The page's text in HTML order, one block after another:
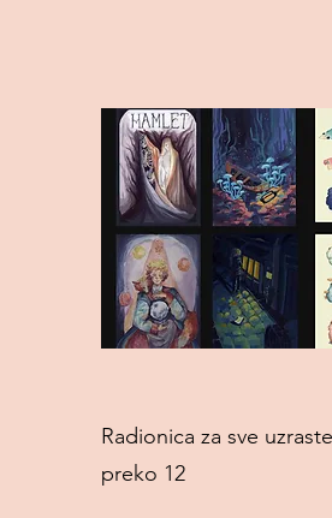
Radionica za sve uzraste
preko 12